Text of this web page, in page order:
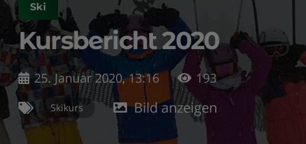
Ski
Kursbericht 2020
25. Januar 2020, 13:16 193
Skikurs Bild anzeigen